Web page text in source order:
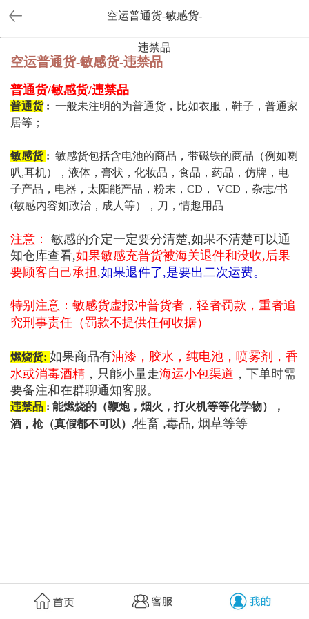
空运普通货-敏感货-
违禁品
空运普通货-敏感货-违禁品
普通货/敏感货/违禁品
普通货: 一般未注明的为普通货，比如衣服，鞋子，普通家
居等；
敏感货 : 敏感货包括含电池的商品，带磁铁的商品（例如喇
叭,耳机），液体，膏状，化妆品，食品，药品，仿牌，电
子产品，电器，太阳能产品，粉末，CD， VCD，杂志/书
(敏感内容如政治，成人等），刀，情趣用品
注意： 敏感的介定一定要分清楚,如果不清楚可以通
知仓库查看,如果敏感充普货被海关退件和没收,后果
要顾客自己承担,如果退件了,是要出二次运费。
特别注意： 敏感货虚报冲普货者，轻者罚款，重者追
究刑事责任（罚款不提供任何收据）
燃烧货: 如果商品有油漆，胶水，纯电池，喷雾剂，香
水或消毒酒精 ，只能小量走海运小包渠道 ，下单时需
要备注和在群聊通知客服。
违禁品 : 能燃烧的（鞭炮，烟火，打火机等等化学物），
酒 ，枪（真假都不可以） ,牲畜 ,毒品, 烟草等等